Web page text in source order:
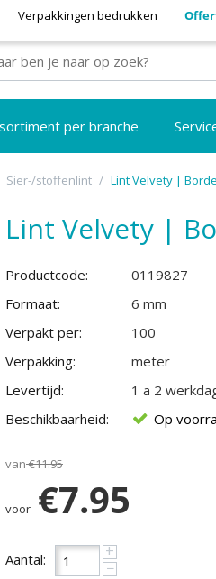
Verpakkingen bedrukken
per branche
Sier-/stoffenlint / Lint Velvety |
Lint Velvety |
Productcode:
0119827
Formaat:
6 mm
Verpakt per:
100
Verpakking:
meter
Levertijd:
1 a 2
Beschikbaarheid:
Op
van €11.95
voor €7.95
Aantal:
+
−